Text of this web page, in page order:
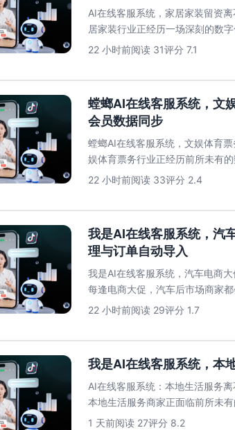
AI在线客服系统，家居家装留资
居家装行业正经历一场深刻的数
红书收藏家居灵感、...
22 小时前阅读 31评分 7.1
螳螂AI在线客服系统，文
会员数据同步
螳螂AI在线客服系统，文娱体育
娱体育票务行业正经历前所未有
大战、热门剧目一票...
22 小时前阅读 33评分 2.4
我是AI在线客服系统，汽
理与订单自动导入
我是AI在线客服系统，汽车电商
每逢电商大促，汽车后市场商家
宝、京东、微信…...
22 小时前阅读 29评分 1.7
我是AI在线客服系统，本
AI在线客服系统：本地生活服务
本地生活服务商家正面临前所未
是家政服务，消费...
1 天前阅读 27评分 8.2